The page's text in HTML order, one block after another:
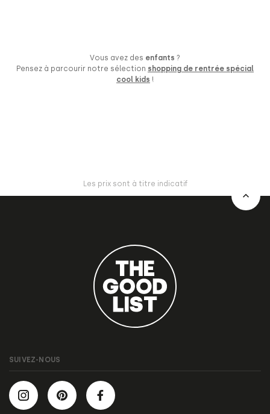
Vous avez des enfants ?
Pensez à parcourir notre sélection shopping de rentrée spécial
cool kids !
Les prix sont à titre indicatif
SUIVEZ-NOUS